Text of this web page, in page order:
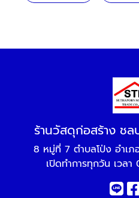
ร้านวัสดุก่อสร้าง ช
8 หมู่ที่ 7 ตำบลโป่ง อำเภ
เปิดทำการทุกวัน เวล